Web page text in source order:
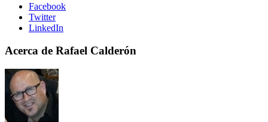
Facebook
Twitter
LinkedIn
Acerca de Rafael Calderón